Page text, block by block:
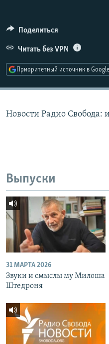
ПОДПИШИТЕСЬ НА
СОЦИАЛЬНЫЕ СЕТИ
Поделиться
Читать без VPN
Приоритетный источник в Google
Новости Радио Свобода:
Выпуски
31 МАРТА 2026
Звуки и смыслы му Милоша
Штедроня